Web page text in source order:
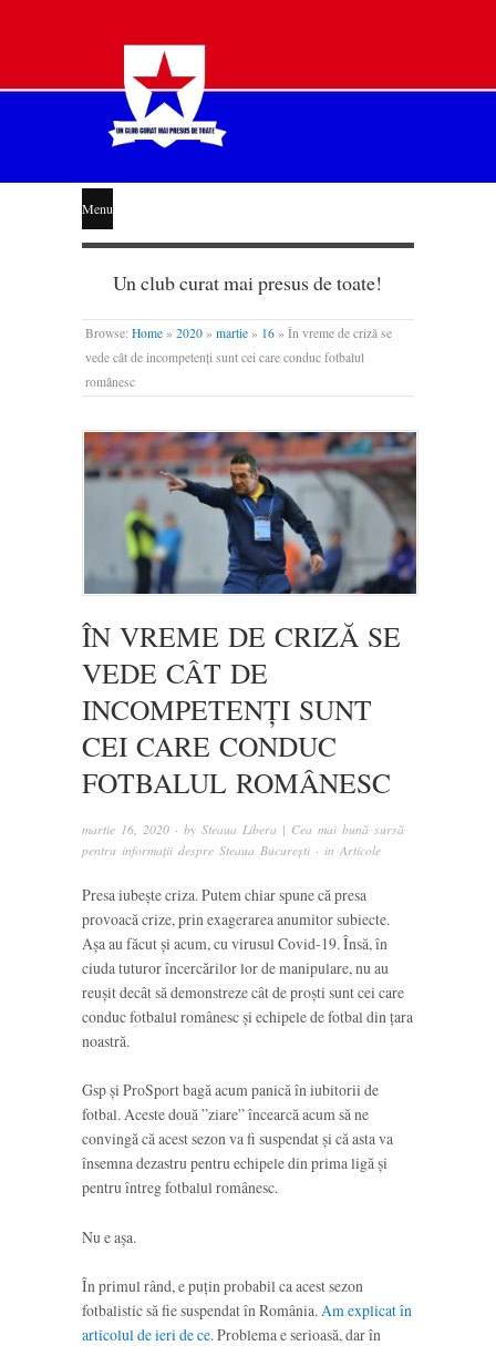
STEAUA
LIBERĂ
Menu
Un club curat mai presus de toate!
Browse: Home » 2020 » martie » 16 » În vreme de criză se
vede cât de incompetenți sunt cei care conduc fotbalul
românesc
ÎN VREME DE CRIZĂ SE
VEDE CÂT DE
INCOMPETENȚI SUNT
CEI CARE CONDUC
FOTBALUL ROMÂNESC
martie 16, 2020 · by Steaua Libera | Cea mai bună sursă
pentru informații despre Steaua București · in Articole
Presa iubește criza. Putem chiar spune că presa
provoacă crize, prin exagerarea anumitor subiecte.
Așa au făcut și acum, cu virusul Covid-19. Însă, în
ciuda tuturor încercărilor lor de manipulare, nu au
reușit decât să demonstreze cât de proști sunt cei care
conduc fotbalul românesc și echipele de fotbal din țara
noastră.
Gsp și ProSport bagă acum panică în iubitorii de
fotbal. Aceste două ”ziare” încearcă acum să ne
convingă că acest sezon va fi suspendat și că asta va
însemna dezastru pentru echipele din prima ligă și
pentru întreg fotbalul românesc.
Nu e așa.
În primul rând, e puțin probabil ca acest sezon
fotbalistic să fie suspendat în România.Am explicat în
articolul de ieri de ce. Problema e serioasă, dar în